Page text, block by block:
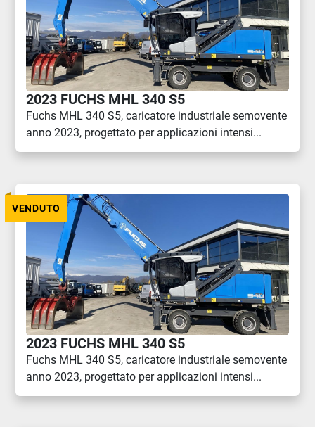
2023 FUCHS MHL 340 S5
Fuchs MHL 340 S5, caricatore industriale semovente
anno 2023, progettato per applicazioni intensi...
VENDUTO
2023 FUCHS MHL 340 S5
Fuchs MHL 340 S5, caricatore industriale semovente
anno 2023, progettato per applicazioni intensi...